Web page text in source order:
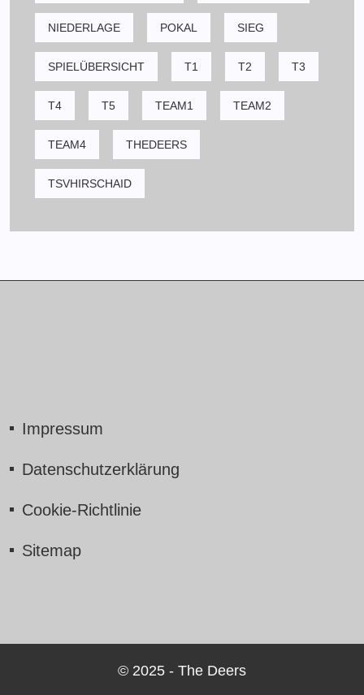
NIEDERLAGE POKAL SIEG
SPIELÜBERSICHT T1 T2 T3
T4 T5 TEAM1 TEAM2
TEAM4 THEDEERS
TSVHIRSCHAID
Impressum
Datenschutzerklärung
Cookie-Richtlinie
Sitemap
© 2025 - The Deers